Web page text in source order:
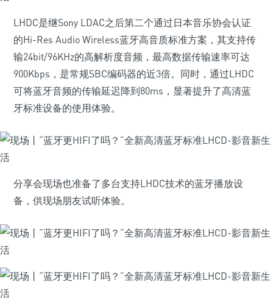
LHDC是继Sony LDAC之后第二个通过日本音乐协会认证
的Hi-Res Audio Wireless蓝牙高音质标准方案，其支持传
输24bit/96KHz的高解析度音频，最高数据传输速率可达
900Kbps，是常规SBC编码器的近3倍。同时，通过LHDC
可将蓝牙音频的传输延迟降到80ms，显著提升了高清蓝
牙标准设备的使用体验。
分享会现场也准备了多台支持LHDC技术的蓝牙播放设
备，供现场朋友试听体验。